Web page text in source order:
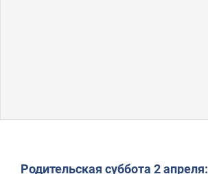
Родительская суббота 2 апреля: